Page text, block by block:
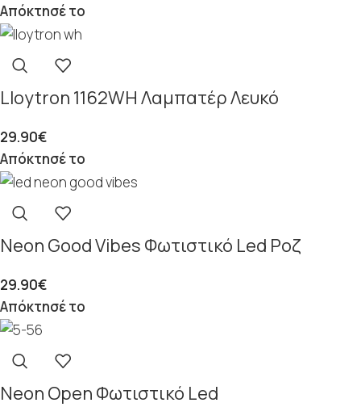
Απόκτησέ το
Lloytron 1162WH Λαμπατέρ Λευκό
29.90€
Απόκτησέ το
Neon Good Vibes Φωτιστικό Led Ροζ
29.90€
Απόκτησέ το
Neon Open Φωτιστικό Led